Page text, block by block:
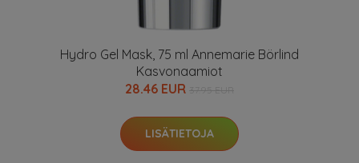
Hydro Gel Mask, 75 ml Annemarie Börlind
Kasvonaamiot
28.46 EUR
LISÄTIETOJA